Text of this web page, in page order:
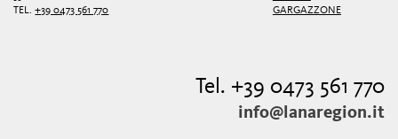
TEL.+39 0473 561 770
GARGAZZONE
Tel. +39 0473 561 770
info@lanaregion.it